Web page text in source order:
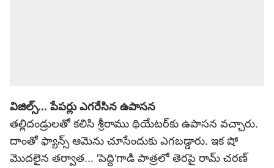
విజిల్స్... పేపర్లు ఎగరేసిన ఉపాసన
తల్లిదండ్రులతో కలిసి శ్రీరాము థియేటర్‌కు ఉపాసన వచ్చారు.
దాంతో ఫ్యాన్స్ ఆమెను చూసేందుకు ఎగబడ్డారు. ఇక షో
మొదలైన తర్వాత... 'పెద్ది'గాడి పాత్రలో తెరపై రామ్ చరణ్